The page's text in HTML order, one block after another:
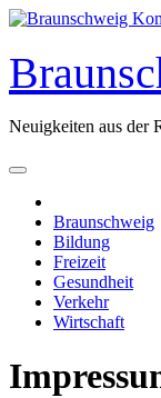
Zum
springen
Neuigkeiten aus der
Braunschweig
Bildung
Freizeit
Gesundheit
Verkehr
Wirtschaft